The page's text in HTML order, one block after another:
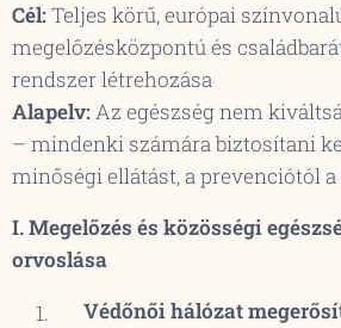
Cél:Teljes körű, európai
megelőzésközpontú és
rendszer létrehozása
Alapelv:Az egészség nem
– mindenki számára biztosítani
minőségi ellátást, a prevenciótól
I. Megelőzés és közösségi
orvoslása
Védőnői hálózat